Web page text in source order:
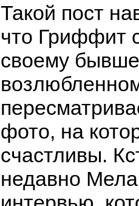
Такой пост
что Гриффит
своему
фото, на
счастливы.
недавно